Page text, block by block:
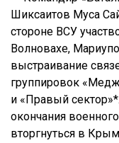
Шиксаитов Муса
стороне ВСУ
Волновахе,
выстраивание
группировок
и «Правый
окончания
вторгнуться в